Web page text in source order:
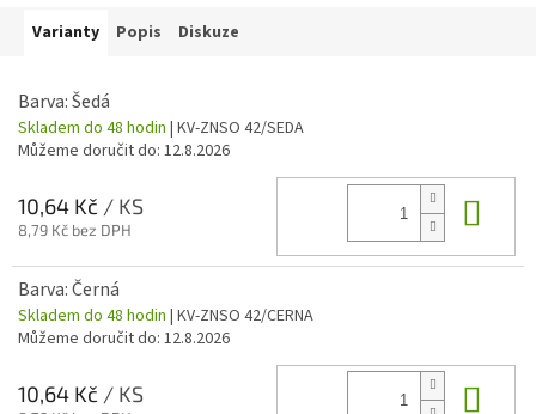
Varianty Popis Diskuze
Barva: Šedá
Skladem do 48 hodin | KV-ZNSO 42/SEDA
Můžeme doručit do: 12.8.2026
10,64 Kč / KS
8,79 Kč bez DPH
Barva: Černá
Skladem do 48 hodin | KV-ZNSO 42/CERNA
Můžeme doručit do: 12.8.2026
10,64 Kč / KS